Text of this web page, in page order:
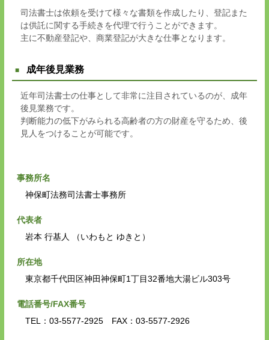
司法書士は依頼を受けて様々な書類を作成したり、登記また
は供託に関する手続きを代理で行うことができます。
主に不動産登記や、商業登記が大きな仕事となります。
成年後見業務
近年司法書士の仕事として非常に注目されているのが、成年
後見業務です。
判断能力の低下がみられる高齢者の方の財産を守るため、後
見人をつけることが可能です。
事務所名
神保町法務司法書士事務所
代表者
岩本 行基人 （いわもと ゆきと）
所在地
東京都千代田区神田神保町1丁目32番地大湯ビル303号
電話番号/FAX番号
TEL：03-5577-2925 FAX：03-5577-2926